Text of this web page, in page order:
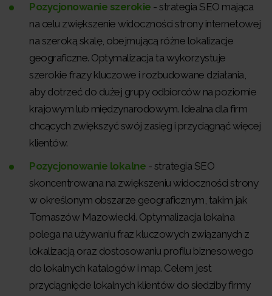
Pozycjonowanie szerokie - strategia SEO mająca
na celu zwiększenie widoczności strony internetowej
na szeroką skalę, obejmującą różne lokalizacje
geograficzne. Optymalizacja ta wykorzystuje
szerokie frazy kluczowe i rozbudowane działania,
aby dotrzeć do dużej grupy odbiorców na poziomie
krajowym lub międzynarodowym. Idealna dla firm
chcących zwiększyć swój zasięg i przyciągnąć więcej
klientów.
Pozycjonowanie lokalne - strategia SEO
skoncentrowana na zwiększeniu widoczności strony
w określonym obszarze geograficznym, takim jak
Tomaszów Mazowiecki. Optymalizacja lokalna
polega na używaniu fraz kluczowych związanych z
lokalizacją oraz dostosowaniu profilu biznesowego
do lokalnych katalogów i map. Celem jest
przyciągnięcie lokalnych klientów do siedziby firmy